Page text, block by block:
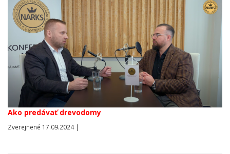
Ako predávať drevodomy
Zverejnené 17.09.2024 |